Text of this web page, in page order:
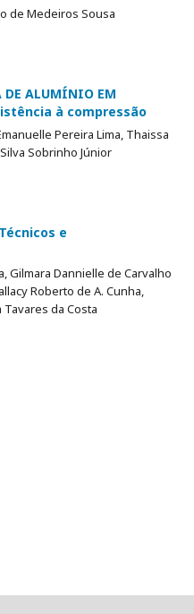
de Medeiros Sousa
DE ALUMÍNIO EM
à compressão
Pereira Lima, Thaissa
Sobrinho Júnior
e
Gilmara Dannielle de Carvalho
Roberto de A. Cunha,
da Costa